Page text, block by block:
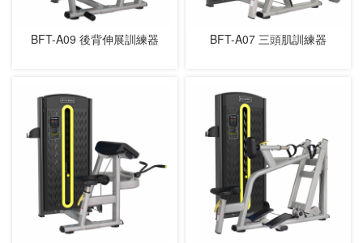
BFT-A09 後背伸展訓練器 BFT-A07 三頭肌訓練器